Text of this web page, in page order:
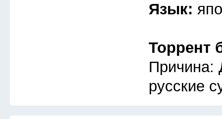
Язык:
Торрент
Причина:
русские